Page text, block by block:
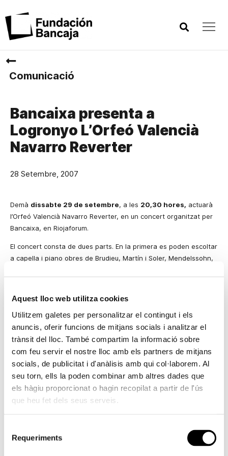
Aquest lloc web utilitza cookies
Utilitzem galetes per personalitzar el contingut i els
anuncis, oferir funcions de mitjans socials i analitzar el
trànsit del lloc. També compartim la informació sobre
com feu servir el nostre lloc amb els partners de mitjans
socials, de publicitat i d'anàlisis amb qui col·laborem. Al
seu torn, ells la poden combinar amb altres dades que
els hàgiu proporcionat o hagin recopilat a partir de l'ús
que heu fet dels seus serveis.
Requeriments
Comunicació
Bancaixa presenta a
Logronyo L’Orfeó Valencià
Navarro Reverter
28 Setembre, 2007
Demà dissabte 29 de setembre, a les 20,30 hores, actuarà
l’Orfeó Valencià Navarro Reverter, en un concert organitzat per
Bancaixa, en Riojaforum.
El concert consta de dues parts. En la primera es poden escoltar
a capella i piano obres de Brudieu, Martín i Soler, Mendelssohn,
soprano, baríton, cor i conjunt instrumental sobre el
poema homònim de Llorenç Moyà.
L’Orfeó Valencià Navarro Reverter, que celebra al llarg de
simfonicocoral i escènic que aborda la música més
representativa des del renaixement fins als nostres dies.
L’Orfeó Valencià Navarro Reverter, dirigit des de 1986 per
Josep Lluís Valldecabres, ha col·laborat amb les principals
orquestres espanyoles i estrangeres i ha actuat als
països com EUA, Canadà, Cuba, Polònia, Alemanya, Itàlia,
Regne Unit, França, Països Baixos o Hongria.